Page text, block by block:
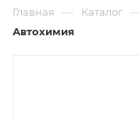
Главная — Каталог
Автохимия